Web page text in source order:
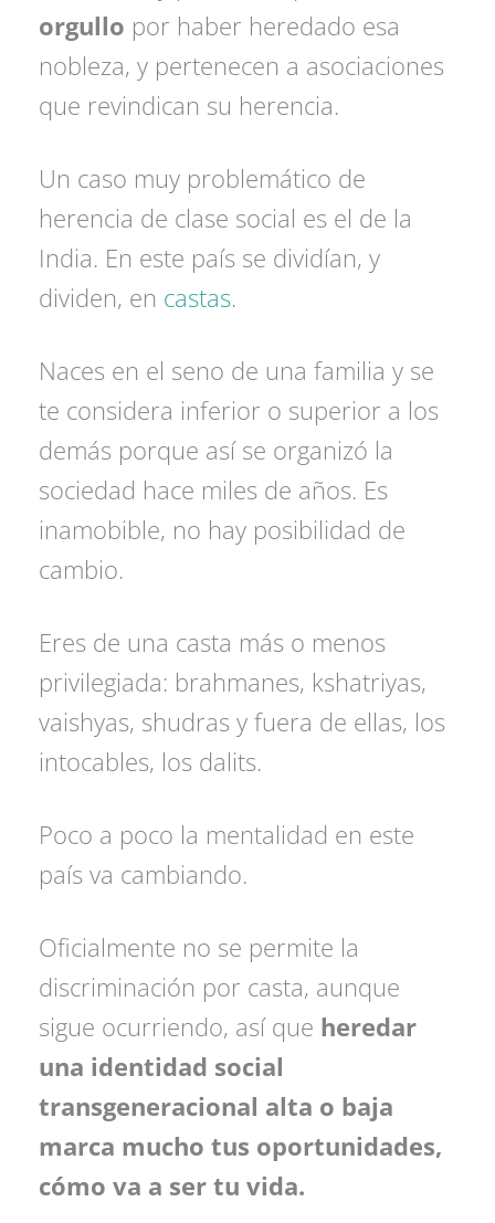
orgullo por haber heredado esa
nobleza, y pertenecen a asociaciones
que revindican su herencia.
Un caso muy problemático de
herencia de clase social es el de la
India. En este país se dividían, y
dividen, en castas.
Naces en el seno de una familia y se
te considera inferior o superior a los
demás porque así se organizó la
sociedad hace miles de años. Es
inamobible, no hay posibilidad de
cambio.
Eres de una casta más o menos
privilegiada: brahmanes, kshatriyas,
vaishyas, shudras y fuera de ellas, los
intocables, los dalits.
Poco a poco la mentalidad en este
país va cambiando.
Oficialmente no se permite la
discriminación por casta, aunque
sigue ocurriendo, así que heredar
una identidad social
transgeneracional alta o baja
marca mucho tus oportunidades,
cómo va a ser tu vida.